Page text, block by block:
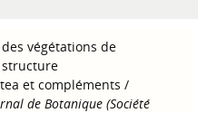
végétations de
structure
et compléments /
de Botanique (Société